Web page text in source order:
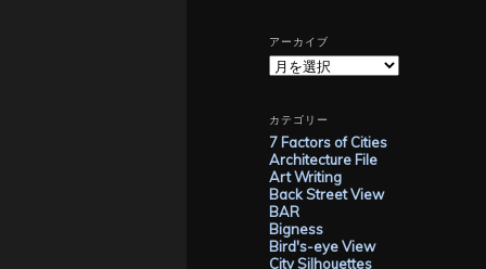
アーカイブ
ア
ー
イ
ブ
カテゴリー
7 Factors of Cities
Architecture File
Art Writing
Back Street View
BAR
Bigness
Bird's-eye View
City Silhouettes